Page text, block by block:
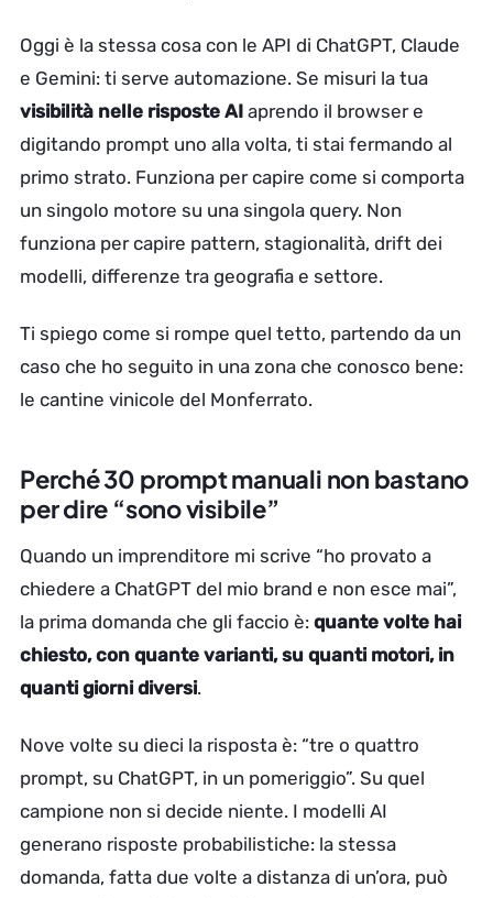
Oggi è la stessa cosa con le API di ChatGPT, Claude
e Gemini: ti serve automazione. Se misuri la tua
visibilità nelle risposte AI aprendo il browser e
digitando prompt uno alla volta, ti stai fermando al
primo strato. Funziona per capire come si comporta
un singolo motore su una singola query. Non
funziona per capire pattern, stagionalità, drift dei
modelli, differenze tra geografia e settore.
Ti spiego come si rompe quel tetto, partendo da un
caso che ho seguito in una zona che conosco bene:
le cantine vinicole del Monferrato.
Perché 30 prompt manuali non bastano
per dire “sono visibile”
Quando un imprenditore mi scrive “ho provato a
chiedere a ChatGPT del mio brand e non esce mai”,
la prima domanda che gli faccio è: quante volte hai
chiesto, con quante varianti, su quanti motori, in
quanti giorni diversi.
Nove volte su dieci la risposta è: “tre o quattro
prompt, su ChatGPT, in un pomeriggio”. Su quel
campione non si decide niente. I modelli AI
generano risposte probabilistiche: la stessa
domanda, fatta due volte a distanza di un’ora, può